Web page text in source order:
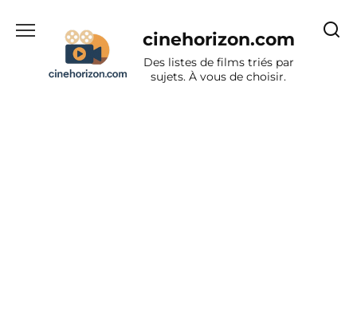
cinehorizon.com
Des listes de films triés par
sujets. À vous de choisir.